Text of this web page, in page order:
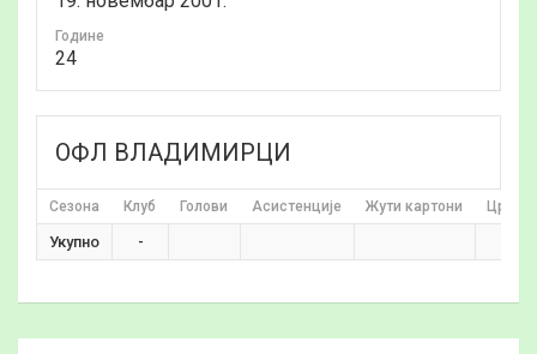
Годинe
24
ОФЛ ВЛАДИМИРЦИ
Сезона Клуб Голови Асистенције Жути картони
Укупно -